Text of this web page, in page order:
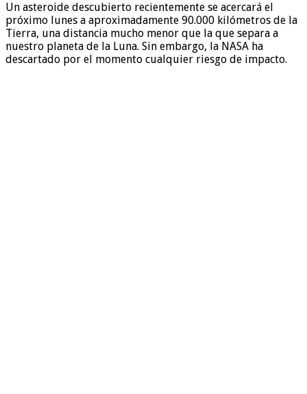
Un asteroide descubierto recientemente se acercará el
próximo lunes a aproximadamente 90.000 kilómetros de la
Tierra, una distancia mucho menor que la que separa a
nuestro planeta de la Luna. Sin embargo, la NASA ha
descartado por el momento cualquier riesgo de impacto.